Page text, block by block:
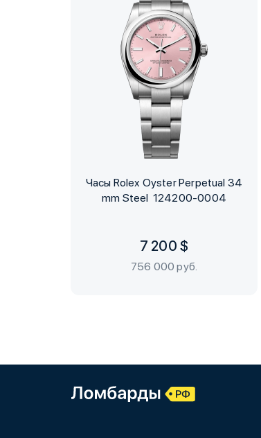
Часы Rolex Oyster Perpetual 34
mm Steel 124200-0004
7 200 $
756 000 руб.